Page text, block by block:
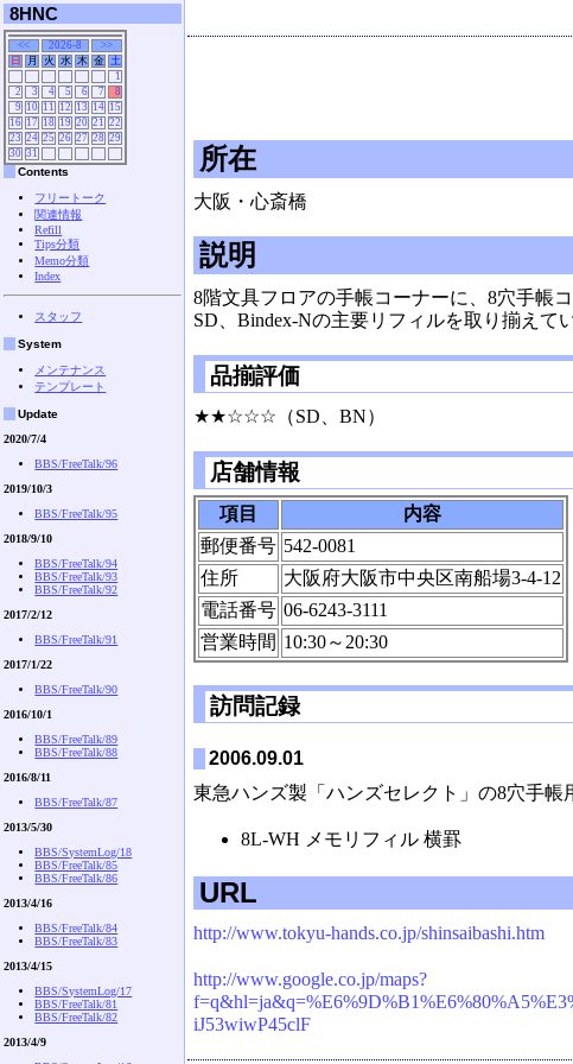
所在
大阪・心斎橋
説明
8階文具フロアの手帳コーナーに、8穴手帳
SD、Bindex-Nの主要リフィルを取り揃えて
品揃評価
★★☆☆☆（SD、BN）
店舗情報
項目
内容
郵便番号 542-0081
住所
大阪府大阪市中央区南船場3-4-12
電話番号 06-6243-3111
営業時間 10:30～20:30
訪問記録
2006.09.01
東急ハンズ製「ハンズセレクト」の8穴手帳
8L-WH メモリフィル 横罫
URL
http://www.tokyu-hands.co.jp/shinsaibashi.htm
http://www.google.co.jp/maps?
iJ53wiwP45clF
8HNC
<< 2026-8
>>
日
月 火 水 木 金
土
1
2
3 4 5 6 7
8
9 10 11 12 13 14 15
16 17 18 19 20 21
22
23 24 25 26 27 28 29
30 31
Contents
フリートーク
関連情報
Refill
Tips分類
Memo分類
Index
スタッフ
System
メンテナンス
テンプレート
Update
2020/7/4
BBS/FreeTalk/96
2019/10/3
BBS/FreeTalk/95
2018/9/10
BBS/FreeTalk/94
BBS/FreeTalk/93
BBS/FreeTalk/92
2017/2/12
BBS/FreeTalk/91
2017/1/22
BBS/FreeTalk/90
2016/10/1
BBS/FreeTalk/89
BBS/FreeTalk/88
2016/8/11
BBS/FreeTalk/87
2013/5/30
BBS/SystemLog/18
BBS/FreeTalk/85
BBS/FreeTalk/86
2013/4/16
BBS/FreeTalk/84
BBS/FreeTalk/83
2013/4/15
BBS/SystemLog/17
BBS/FreeTalk/81
BBS/FreeTalk/82
2013/4/9